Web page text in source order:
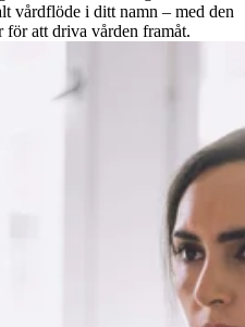
vårdflöde i ditt namn – med den
att driva vården framåt.